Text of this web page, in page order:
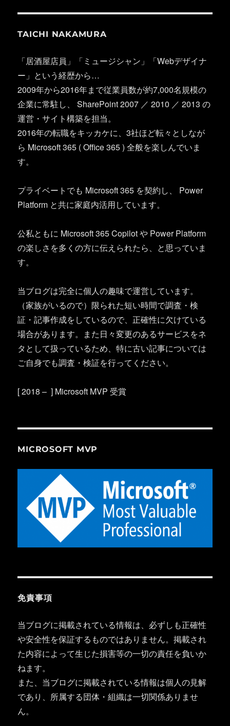
TAICHI NAKAMURA
「居酒屋店員」「ミュージシャン」「Webデザイナ
ー」という経歴から…
2009年から2016年まで従業員数が約7,000名規模の
企業に常駐し、 SharePoint 2007 ／ 2010 ／ 2013 の
運営・サイト構築を担当。
2016年の転職をキッカケに、3社ほど転々としなが
ら Microsoft 365 ( Office 365 ) 全般を楽しんでいま
す。
プライベートでも Microsoft 365 を契約し、 Power
Platform と共に家庭内活用しています。
公私ともに Microsoft 365 Copilot や Power Platform
の楽しさを多くの方に伝えられたら、と思っていま
す。
当ブログは完全に個人の趣味で運営しています。
（家族がいるので）限られた短い時間で調査・検
証・記事作成をしているので、正確性に欠けている
場合があります。また日々変更のあるサービスをネ
タとして扱っているため、特に古い記事については
ご自身でも調査・検証を行ってください。
[ 2018 – ] Microsoft MVP 受賞
MICROSOFT MVP
免責事項
当ブログに掲載されている情報は、必ずしも正確性
や安全性を保証するものではありません。掲載され
た内容によって生じた損害等の一切の責任を負いか
ねます。
また、当ブログに掲載されている情報は個人の見解
であり、所属する団体・組織は一切関係ありませ
ん。